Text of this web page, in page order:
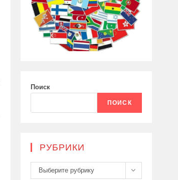
Поиск
ПОИСК
РУБРИКИ
Рубрики
Выберите рубрику